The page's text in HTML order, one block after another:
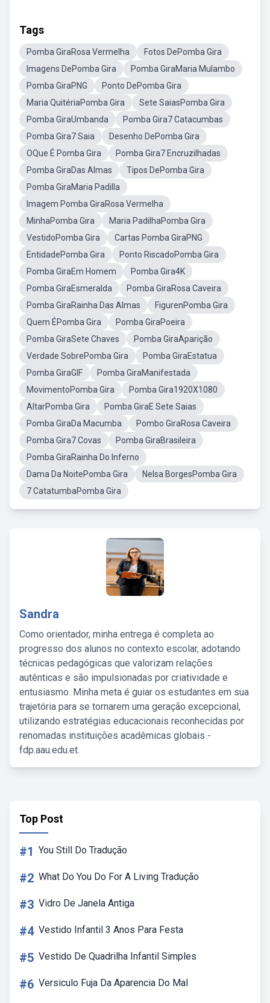
Tags
Pomba GiraRosa Vermelha
Fotos DePomba Gira
Imagens DePomba Gira
Pomba GiraMaria Mulambo
Pomba GiraPNG
Ponto DePomba Gira
Maria QuitériaPomba Gira
Sete SaiasPomba Gira
Pomba GiraUmbanda
Pomba Gira7 Catacumbas
Pomba Gira7 Saia
Desenho DePomba Gira
OQue É Pomba Gira
Pomba Gira7 Encruzilhadas
Pomba GiraDas Almas
Tipos DePomba Gira
Pomba GiraMaria Padilla
Imagem Pomba GiraRosa Vermelha
MinhaPomba Gira
Maria PadilhaPomba Gira
VestidoPomba Gira
Cartas Pomba GiraPNG
EntidadePomba Gira
Ponto RiscadoPomba Gira
Pomba GiraEm Homem
Pomba Gira4K
Pomba GiraEsmeralda
Pomba GiraRosa Caveira
Pomba GiraRainha Das Almas
FigurenPomba Gira
Quem ÉPomba Gira
Pomba GiraPoeira
Pomba GiraSete Chaves
Pomba GiraAparição
Verdade SobrePomba Gira
Pomba GiraEstatua
Pomba GiraGIF
Pomba GiraManifestada
MovimentoPomba Gira
Pomba Gira1920X1080
AltarPomba Gira
Pomba GiraE Sete Saias
Pomba GiraDa Macumba
Pombo GiraRosa Caveira
Pomba Gira7 Covas
Pomba GiraBrasileira
Pomba GiraRainha Do Inferno
Dama Da NoitePomba Gira
Nelsa BorgesPomba Gira
7 CatatumbaPomba Gira
Sandra
Como orientador, minha entrega é completa ao
progresso dos alunos no contexto escolar, adotando
técnicas pedagógicas que valorizam relações
autênticas e são impulsionadas por criatividade e
entusiasmo. Minha meta é guiar os estudantes em sua
trajetória para se tornarem uma geração excepcional,
utilizando estratégias educacionais reconhecidas por
renomadas instituições acadêmicas globais -
fdp.aau.edu.et.
Top Post
#1 You Still Do Tradução
#2 What Do You Do For A Living Tradução
#3 Vidro De Janela Antiga
#4 Vestido Infantil 3 Anos Para Festa
#5 Vestido De Quadrilha Infantil Simples
#6 Versiculo Fuja Da Aparencia Do Mal